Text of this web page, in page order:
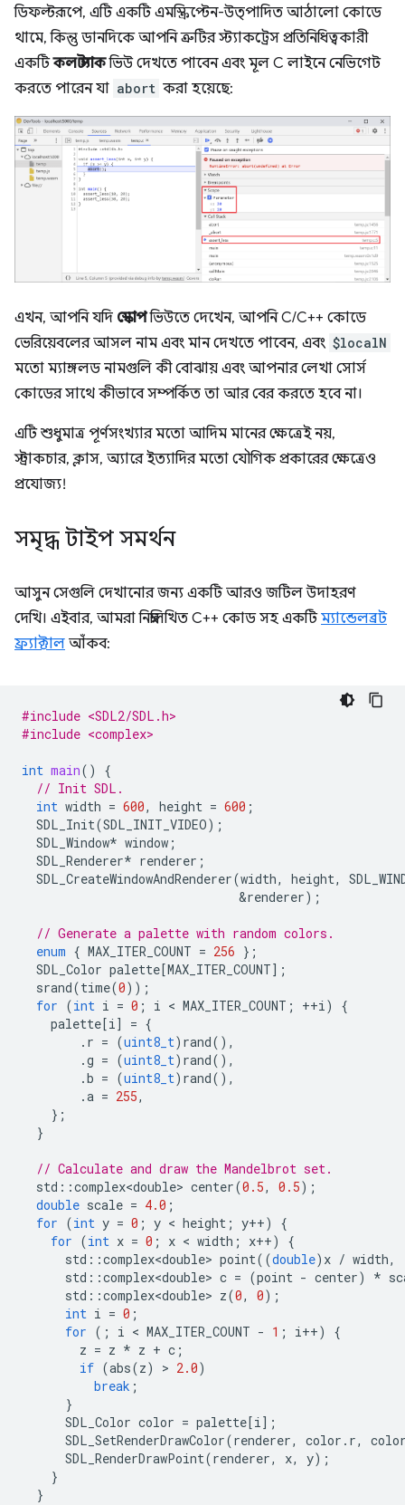
ডিফল্টরূপে, এটি একটি এমস্ক্রিপ্টেন-উত্পাদিত আঠালো কোডে
থামে, কিন্তু ডানদিকে আপনি ত্রুটির স্ট্যাকট্রেস প্রতিনিধিত্বকারী
একটিকল স্ট্যাকভিউ দেখতে পাবেন এবং মূল C লাইনে নেভিগেট
করতে পারেন যা abort করা হয়েছে:
এখন, আপনি যদি স্কোপভিউতে দেখেন, আপনি C/C++ কোডে
ভেরিয়েবলের আসল নাম এবং মান দেখতে পাবেন, এবং $localN
মতো ম্যাঙ্গলড নামগুলি কী বোঝায় এবং আপনার লেখা সোর্স
কোডের সাথে কীভাবে সম্পর্কিত তা আর বের করতে হবে না।
এটি শুধুমাত্র পূর্ণসংখ্যার মতো আদিম মানের ক্ষেত্রেই নয়,
স্ট্রাকচার, ক্লাস, অ্যারে ইত্যাদির মতো যৌগিক প্রকারের ক্ষেত্রেও
প্রযোজ্য!
সমৃদ্ধ টাইপ সমর্থন
আসুন সেগুলি দেখানোর জন্য একটি আরও জটিল উদাহরণ
দেখি। এইবার, আমরা নিম্নলিখিত C++ কোড সহ একটিম্যান্ডেলব্রট
ফ্র্যাক্টাল আঁকব:
#include <SDL2/SDL.h>
#include <complex>
int main()
{
// Init SDL.
int width = 600, height = 600 ;
SDL_Init(SDL_INIT_VIDEO);
SDL_Window* window ;
SDL_Renderer* renderer ;
SDL_CreateWindowAndRenderer(width, height,
&renderer);
// Generate a palette with random colors.
enum { MAX_ITER_COUNT = 256 };
SDL_Color palette [MAX_ITER_COUNT];
srand(time(0));
for (int i = 0 ; i < MAX_ITER_COUNT ; ++i)
{
palette [i] = {
. r = (uint8_t) rand(),
.g = (uint8_t) rand(),
.b = (uint8_t) rand(),
.a = 255,
};
}
// Calculate and draw the Mandelbrot set.
std ::complex<double> center(0.5, 0.5);
double scale = 4.0 ;
for (int y = 0 ; y < height ; y++)
{
for (int x = 0 ; x < width ; x++)
{
std ::complex<double> point((double) x / width,
std ::complex<double> c = (point - center) *
std ::complex<double> z(0, 0);
int i = 0 ;
for (; i < MAX_ITER_COUNT - 1 ; i++)
{
z = z * z + c ;
if (abs(z) > 2.0)
break ;
}
SDL_Color color = palette [i];
SDL_SetRenderDrawColor(renderer, color . r,
SDL_RenderDrawPoint(renderer, x, y);
}
}